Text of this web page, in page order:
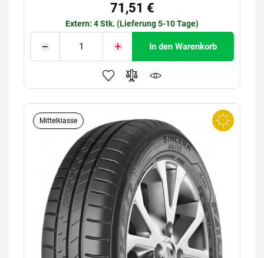
71,51 €
Extern: 4 Stk. (Lieferung 5-10 Tage)
In den Warenkorb
Mittelklasse